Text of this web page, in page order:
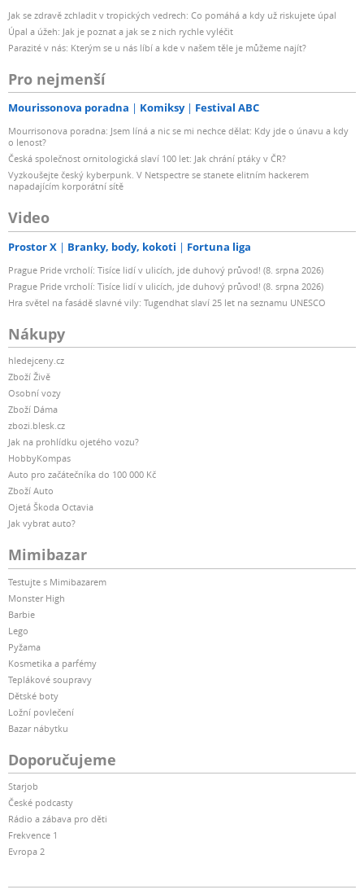
Jak se zdravě zchladit v tropických vedrech: Co pomáhá a kdy už riskujete úpal
Úpal a úžeh: Jak je poznat a jak se z nich rychle vyléčit
Parazité v nás: Kterým se u nás líbí a kde v našem těle je můžeme najít?
Pro nejmenší
Mourissonova poradna Komiksy Festival ABC
Mourrisonova poradna: Jsem líná a nic se mi nechce dělat: Kdy jde o únavu a kdy
o lenost?
Česká společnost ornitologická slaví 100 let: Jak chrání ptáky v ČR?
Vyzkoušejte český kyberpunk. V Netspectre se stanete elitním hackerem
napadajícím korporátní sítě
Video
Prostor X Branky, body, kokoti Fortuna liga
Prague Pride vrcholí: Tisíce lidí v ulicích, jde duhový průvod! (8. srpna 2026)
Prague Pride vrcholí: Tisíce lidí v ulicích, jde duhový průvod! (8. srpna 2026)
Hra světel na fasádě slavné vily: Tugendhat slaví 25 let na seznamu UNESCO
Nákupy
hledejceny.cz
Zboží Živě
Osobní vozy
Zboží Dáma
zbozi.blesk.cz
Jak na prohlídku ojetého vozu?
HobbyKompas
Auto pro začátečníka do 100 000 Kč
Zboží Auto
Ojetá Škoda Octavia
Jak vybrat auto?
Mimibazar
Testujte s Mimibazarem
Monster High
Barbie
Lego
Pyžama
Kosmetika a parfémy
Teplákové soupravy
Dětské boty
Ložní povlečení
Bazar nábytku
Doporučujeme
Starjob
České podcasty
Rádio a zábava pro děti
Frekvence 1
Evropa 2